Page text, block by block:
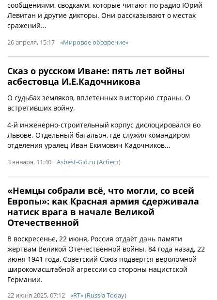
сообщениями, сводками, которые читают по радио Юрий
Левитан и другие дикторы. Они рассказывают о местах
сражений...
26 апреля, 15:17 «Мировое обозрение»
Сказ о русском Иване: пять лет войны
асбестовца И.Е.Кадочникова
О судьбах земляков, вплетенных в историю страны. О
встретивших войну.
4-й инженерно-строительный корпус дислоцировался во
Львове. Отдельный батальон, где служил командиром
отделения уралец Иван Екимович Кадочников...
3 января, 11:40 Asbest-Gid.ru (Асбест)
«Немцы собрали всё, что могли, со всей
Европы»: как Красная армия сдерживала
натиск врага в начале Великой
Отечественной
В воскресенье, 22 июня, Россия отдаёт дань памяти
жертвам Великой Отечественной войны. 84 года назад, 22
июня 1941 года, Советский Союз подвергся вероломной
широкомасштабной агрессии со стороны нацистской
Германии.
22 июня 2025, 07:12 «RT» (Russia Today)